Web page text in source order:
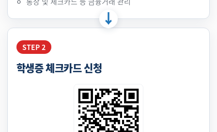
STEP 2
학생증 체크카드 신청